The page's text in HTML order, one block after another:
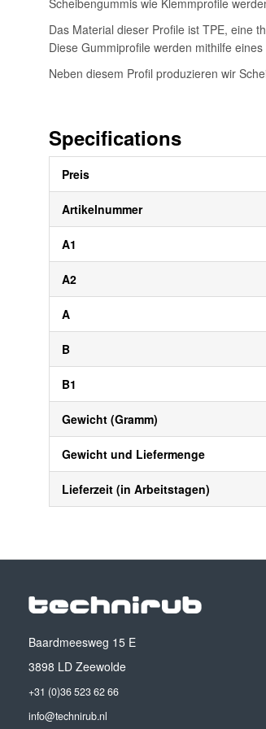
Scheibengummis wie Klemmprofile
Das Material dieser Profile ist TPE, eine
Diese Gummiprofile werden mithilfe
Neben diesem Profil produzieren wir
Specifications
Informationen
Preis
Artikelnummer
A1
A2
A
B
B1
Gewicht (Gramm)
Gewicht und Liefermenge
Lieferzeit (in Arbeitstagen)
Baardmeesweg 15 E
3898 LD Zeewolde
+31 (0)36 523 62 66
info@technirub.nl